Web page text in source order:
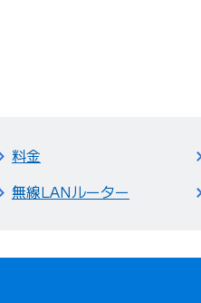
料金
無線LANルーター